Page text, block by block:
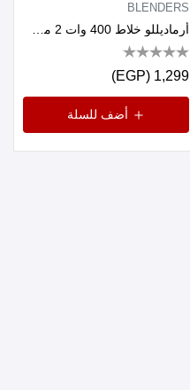
BLENDERS
1,299 (EGP)
أضف للسلة